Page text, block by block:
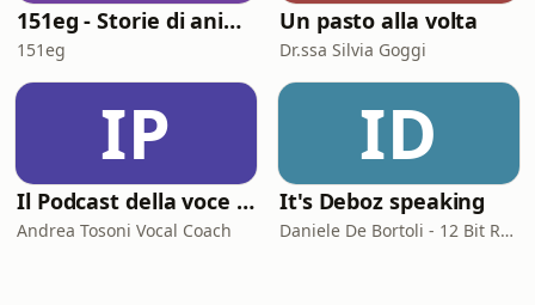
151eg - Storie di animazione
151eg
Un pasto alla volta
Dr.ssa Silvia Goggi
IP
Il Podcast della voce e del canto
Andrea Tosoni Vocal Coach
ID
It's Deboz speaking
Daniele De Bortoli - 12 Bit Retrogaming Trieste